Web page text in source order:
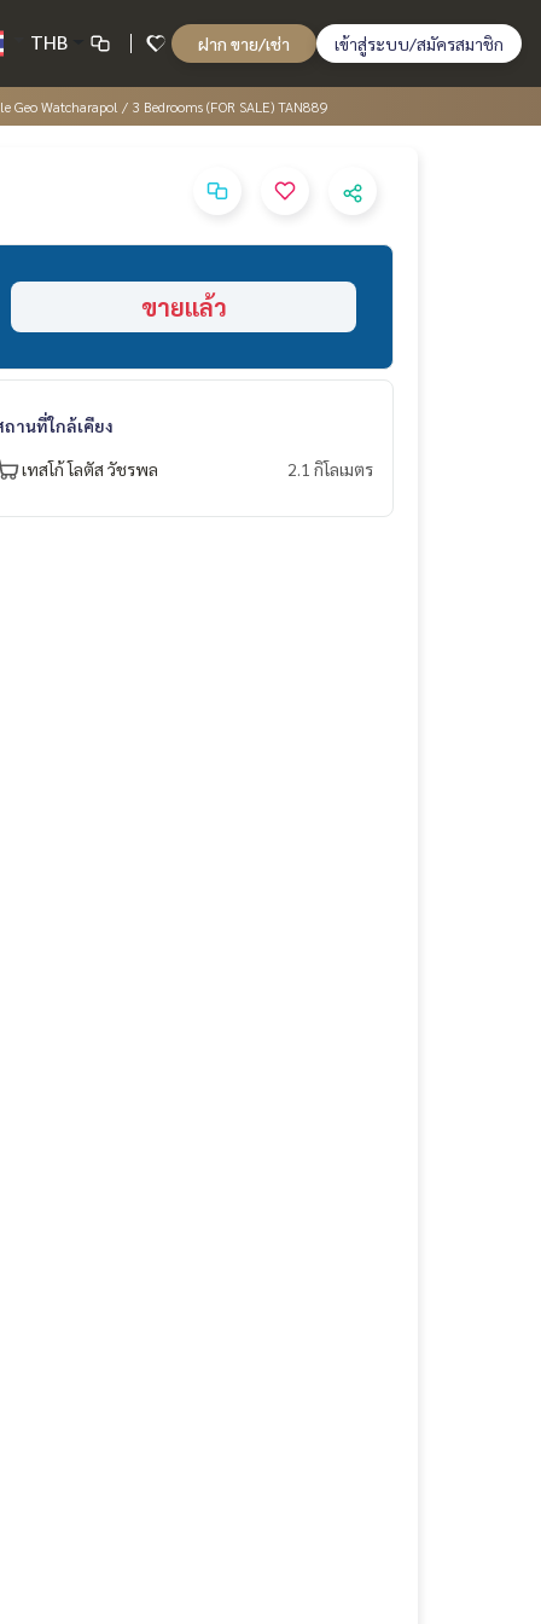
THB ฝาก ขาย/เช่า เข้าสู่ระบบ/สมัครสมาชิก
Watcharapol / 3 Bedrooms (FOR SALE) TAN889
ขายแล้ว
ถานที่ใกล้เคียง
เทสโก้ โลตัส วัชรพล
2.1 กิโลเมตร